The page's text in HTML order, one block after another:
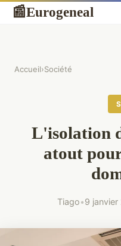
📰Eurogeneal
Accueil›Société
L'isolation
atout
Tiago•9 janvier